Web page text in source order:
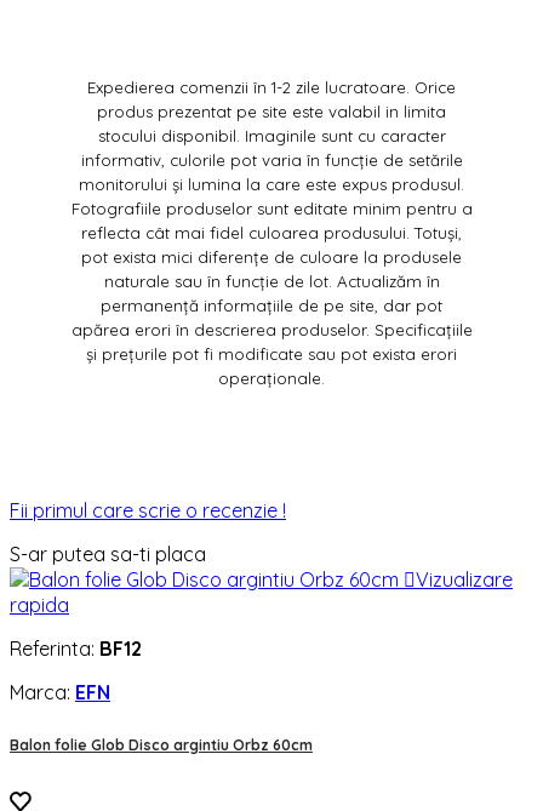
Expedierea comenzii în 1-2 zile lucratoare. Orice
produs prezentat pe site este valabil in limita
stocului disponibil. Imaginile sunt cu caracter
informativ, culorile pot varia în funcție de setările
monitorului și lumina la care este expus produsul.
Fotografiile produselor sunt editate minim pentru a
reflecta cât mai fidel culoarea produsului. Totuși,
pot exista mici diferențe de culoare la produsele
naturale sau în funcție de lot. Actualizăm în
permanență informațiile de pe site, dar pot
apărea erori în descrierea produselor. Specificațiile
și prețurile pot fi modificate sau pot exista erori
operaționale.
Fii primul care scrie o recenzie !
S-ar putea sa-ti placa
Vizualizare
rapida
Referinta: BF12
Marca: EFN
Balon folie Glob Disco argintiu Orbz 60cm